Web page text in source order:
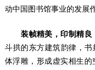
动中国图书馆事业的发展
装帧精美，印制精良
斗拱的东方建筑韵律，书
体浮雕，形成虚实相生